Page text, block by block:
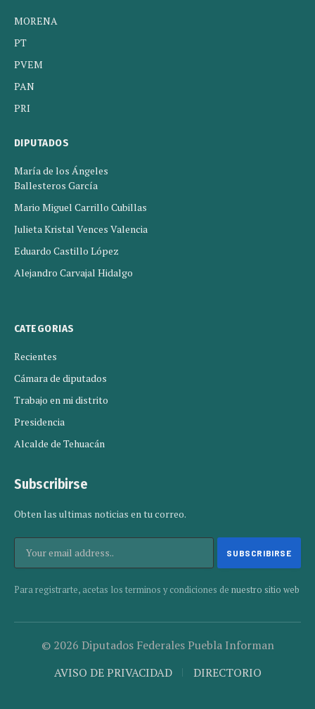
MORENA
PT
PVEM
PAN
PRI
DIPUTADOS
María de los Ángeles
Ballesteros García
Mario Miguel Carrillo Cubillas
Julieta Kristal Vences Valencia
Eduardo Castillo López
Alejandro Carvajal Hidalgo
CATEGORIAS
Recientes
Cámara de diputados
Trabajo en mi distrito
Presidencia
Alcalde de Tehuacán
Subscribirse
Obten las ultimas noticias en tu correo.
Para registrarte, acetas los terminos y condiciones de nuestro sitio web
© 2026 Diputados Federales Puebla Informan
AVISO DE PRIVACIDAD
DIRECTORIO